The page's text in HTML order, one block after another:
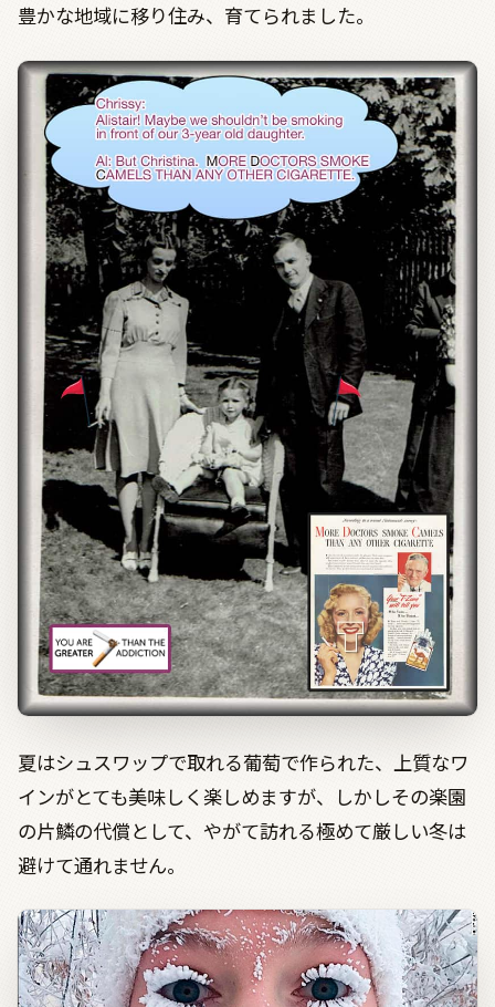
豊かな地域に移り住み、育てられました。
夏はシュスワップで取れる葡萄で作られた、上質なワ
インがとても美味しく楽しめますが、しかしその楽園
の片鱗の代償として、やがて訪れる極めて厳しい冬は
避けて通れません。